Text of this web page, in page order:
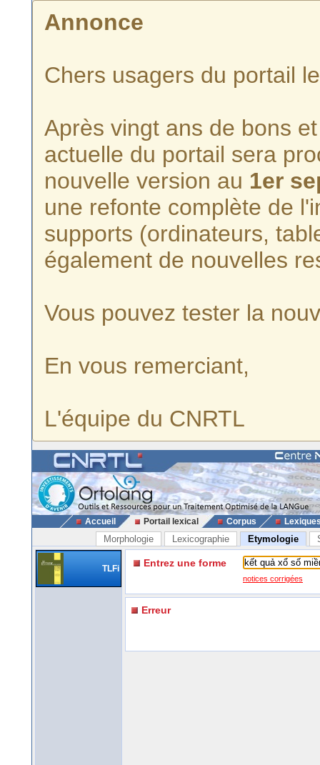
Annonce
Chers usagers du portail
Après vingt ans de bons
actuelle du portail sera
nouvelle version au 1er
une refonte complète de
supports (ordinateurs,
également de nouvelles
Vous pouvez tester la
En vous remerciant,
L'équipe du CNRTL
Accueil Portail lexical Corpus
Morphologie Lexicographie Etymologie
TLFi Entrez une forme
notices corrigées
Erreur